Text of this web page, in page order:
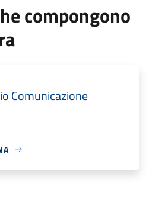
compongono
Comunicazione